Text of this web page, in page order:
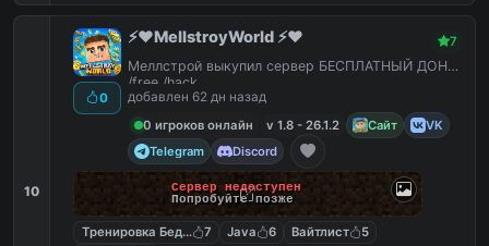
10
0
⚡️❤️MellstroyWorld ⚡️❤️ 7
Меллстрой выкупил сервер БЕСПЛАТНЫЙ ДОНАТ
/free /hack
добавлен 62 дн назад
0 игроков онлайн
v 1.8 - 26.1.2 Сайт
VK
Telegram
Discord
Сервер недоступен
Попробуйте позже
Тренировка Бед Варс
7 Java 6 Вайтлист
5